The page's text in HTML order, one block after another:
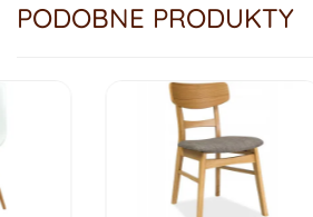
PODOBNE PRODUKTY